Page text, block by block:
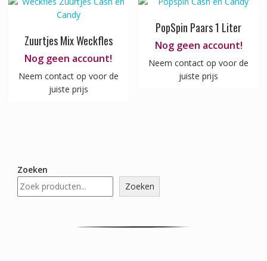
Zuurtjes Mix Weckfles
Nog geen account!
Neem contact op voor de
juiste prijs
PopSpin Paars 1 Liter
Nog geen account!
Neem contact op voor de
juiste prijs
Zoeken
Zoeken